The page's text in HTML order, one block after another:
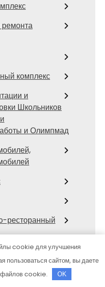
ремонта
комплекс
и
Школьников
и Олимпмад
ресторанный
cookie для улучшения
пользоваться сайтом, вы даете
файлов cookie.
OK